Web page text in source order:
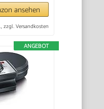
ansehen
zzgl. Versandkosten
ANGEBOT